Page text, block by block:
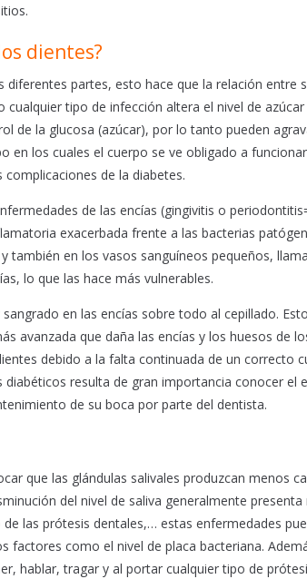
dientes?
partes, esto hace que la relación entre
tipo de infección altera el nivel de azúcar
de la glucosa (azúcar), por lo tanto pueden
los cuales el cuerpo se ve obligado a
de la diabetes.
de las encías (gingivitis o
exacerbada frente a las bacterias
también en los vasos sanguíneos pequeños,
lo que las hace más vulnerables.
en las encías sobre todo al cepillado.
avanzada que daña las encías y los huesos de
debido a la falta continuada de un correcto
resulta de gran importancia conocer el
de su boca por parte del dentista.
que las glándulas salivales produzcan menos
del nivel de saliva generalmente
las prótesis dentales,… estas enfermedades
factores como el nivel de placa bacteriana.
hablar, tragar y al portar cualquier tipo de